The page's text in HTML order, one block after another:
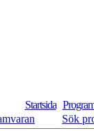
Startsida
Sök